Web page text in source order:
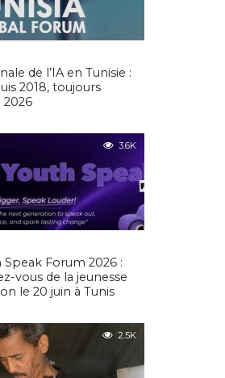
de l’IA en Tunisie :
2018, toujours
3.6K
Forum 2026 :
vous de la jeunesse
le 20 juin à Tunis
2.5K